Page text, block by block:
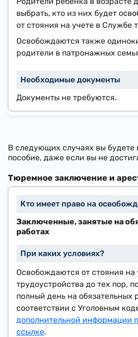
выбрать, кто из них будет
от стояния на учете в Службе
Освобождаются также
родители в патронажных
Документы не требуются.
В следующих случаях вы будете
пособие, даже если вы не
Тюремное заключение и
Заключенные, занятые на
работах
Освобождаются от стояния на
трудоустройства до тех пор,
полный день на обязательных
соответствии с Уголовным
дополнительной информации
ссылке.